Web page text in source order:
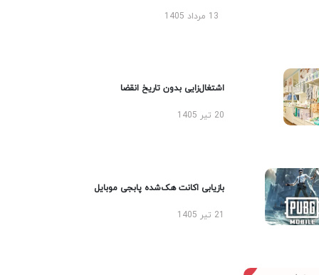
13 مرداد 1405
اشتغال‌زایی بدون تاریخ انقضا
20 تیر 1405
بازیابی اکانت هک‌شده پابجی موبایل